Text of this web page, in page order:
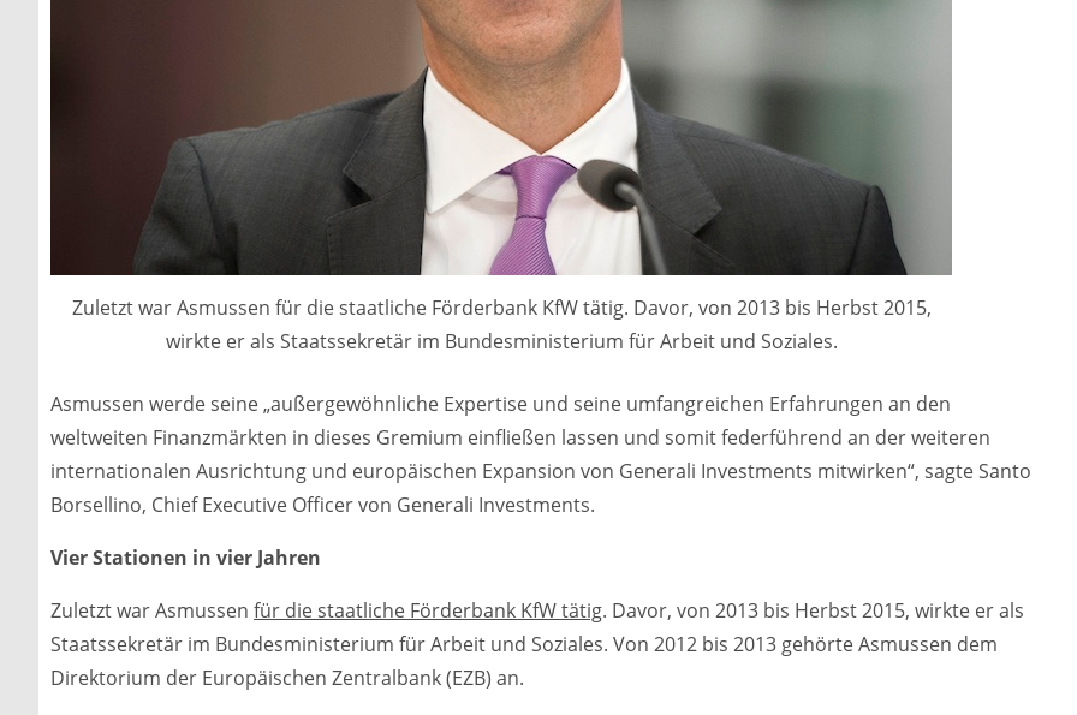
Zuletzt war Asmussen für die staatliche Förderbank KfW tätig. Davor, von 2013 bis Herbst 2015,
wirkte er als Staatssekretär im Bundesministerium für Arbeit und Soziales.
Asmussen werde seine „außergewöhnliche Expertise und seine umfangreichen Erfahrungen an den
weltweiten Finanzmärkten in dieses Gremium einfließen lassen und somit federführend an der weiteren
internationalen Ausrichtung und europäischen Expansion von Generali Investments mitwirken“, sagte Santo
Borsellino, Chief Executive Officer von Generali Investments.
Vier Stationen in vier Jahren
Zuletzt war Asmussen für die staatliche Förderbank KfW tätig. Davor, von 2013 bis Herbst 2015, wirkte er als
Staatssekretär im Bundesministerium für Arbeit und Soziales. Von 2012 bis 2013 gehörte Asmussen dem
Direktorium der Europäischen Zentralbank (EZB) an.